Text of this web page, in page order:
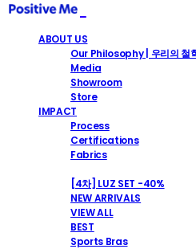
ABOUT US
Our Philosophy | 우리의 철
Media
Showroom
Store
IMPACT
Process
Certifications
Fabrics
[4차] LUZ SET -40%
NEW ARRIVALS
VIEW ALL
BEST
Sports Bras